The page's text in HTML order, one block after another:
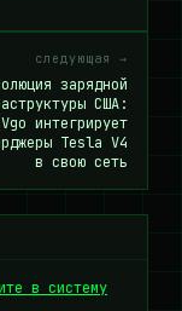
следующая →
зарядной
США:
интегрирует
Tesla V4
в свою сеть
в систему